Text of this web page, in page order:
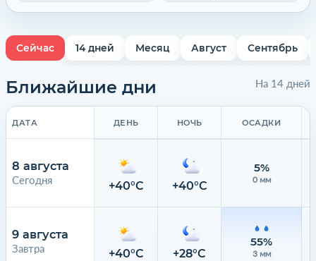
Сейчас 14 дней Месяц Август Сентябрь
Ближайшие дни На 14 дней
ДАТА
8 августа
Сегодня
9 августа
Завтра
ДЕНЬ НОЧЬ ОСАДКИ
+40°C +40°C
5%
0 мм
+40°C +28°C
55%
3 мм